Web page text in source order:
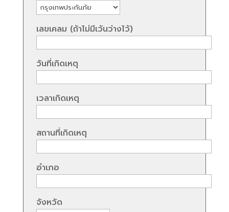
เลขเคลม (ถ้าไม่มีเว้นว่างไว้)
วันที่เกิดเหตุ
เวลาเกิดเหตุ
สถานที่เกิดเหตุ
อำเภอ
จังหวัด